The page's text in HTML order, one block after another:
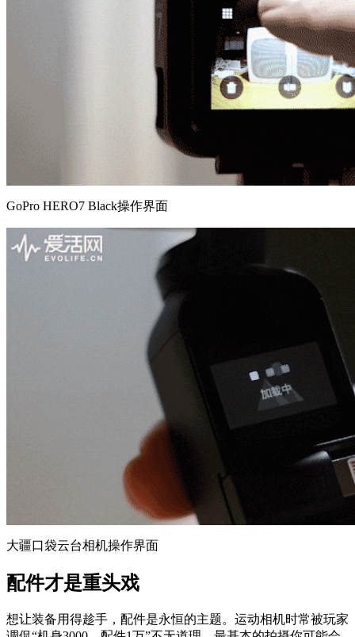
GoPro HERO7 Black操作界面
大疆口袋云台相机操作界面
配件才是重头戏
想让装备用得趁手，配件是永恒的主题。运动相机时常被玩家